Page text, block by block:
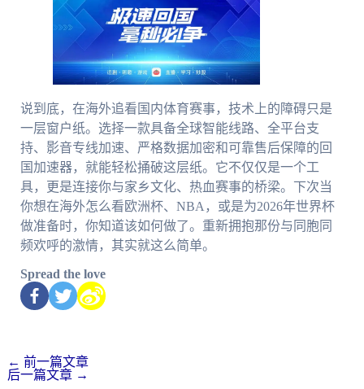
说到底，在海外追看国内体育赛事，技术上的障碍只是
一层窗户纸。选择一款具备全球智能线路、全平台支
持、影音专线加速、严格数据加密和可靠售后保障的回
国加速器，就能轻松捅破这层纸。它不仅仅是一个工
具，更是连接你与家乡文化、热血赛事的桥梁。下次当
你想在海外怎么看欧洲杯、NBA，或是为2026年世界杯
做准备时，你知道该如何做了。重新拥抱那份与同胞同
频欢呼的激情，其实就这么简单。
Spread the love
← 前一篇文章
后一篇文章 →